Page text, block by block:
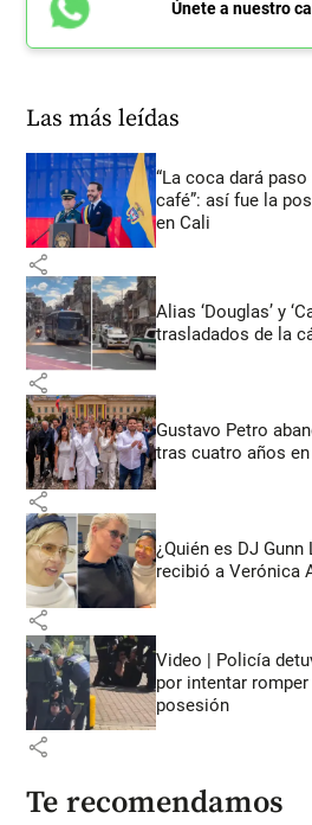
Únete a nuestro
Las más leídas
“La coca dará
café”: así fue la
en Cali
share
Alias ‘Douglas’ y
trasladados de la
share
Gustavo Petro
tras cuatro años
share
¿Quién es DJ
recibió a Verónica
share
Video | Policía
por intentar
posesión
share
Te recomendamos